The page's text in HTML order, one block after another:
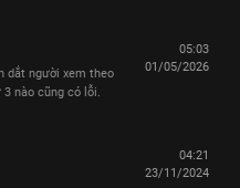
dắt người xem theo
nào cũng có lỗi.
05:03
01/05/2026
04:21
23/11/2024